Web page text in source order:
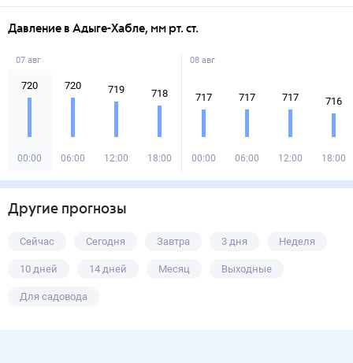
Давление в Адыге-Хабле, мм рт. ст.
07 авг
720
00:00
720
06:00
719
12:00
718
18:00
08 авг
717
00:00
717
06:00
717
12:00
716
18:00
Другие прогнозы
Сейчас Сегодня Завтра 3 дня Неделя
10 дней 14 дней Месяц Выходные
Для садовода